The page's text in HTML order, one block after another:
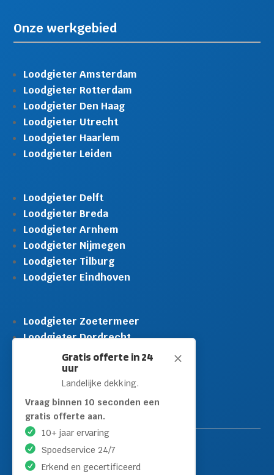
M
Gratis offerte in 24
uur
Landelijke dekking.
Vraag binnen 10 seconden een
gratis offerte aan.
10+ jaar ervaring
Spoedservice 24/7
Erkend en gecertificeerd
Onze werkgebied
Loodgieter Amsterdam
Loodgieter Rotterdam
Loodgieter Den Haag
Loodgieter Utrecht
Loodgieter Haarlem
Loodgieter Leiden
Loodgieter Delft
Loodgieter Breda
Loodgieter Arnhem
Loodgieter Nijmegen
Loodgieter Tilburg
Loodgieter Eindhoven
Loodgieter Zoetermeer
Loodgieter Dordrecht
Loodgieter Rijswijk
Loodgieter Schiedam
Loodgieter Leidschendam
Loodgieter Hilversum